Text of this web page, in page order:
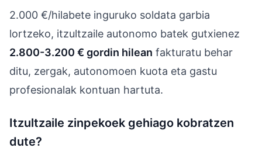
2.000 €/hilabete inguruko soldata garbia
lortzeko, itzultzaile autonomo batek gutxienez
2.800-3.200 € gordin hilean fakturatu behar
ditu, zergak, autonomoen kuota eta gastu
profesionalak kontuan hartuta.
Itzultzaile zinpekoek gehiago kobratzen
dute?